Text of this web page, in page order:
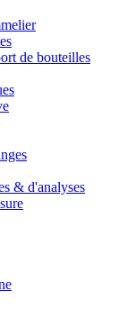
de bouteilles
& d'analyses